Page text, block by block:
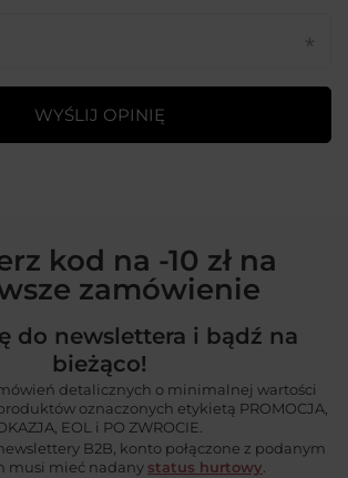
WYŚLIJ OPINIĘ
kod na -10 zł na
zamówienie
do newslettera i bądź na
bieżąco!
detalicznych o minimalnej wartości
oznaczonych etykietą PROMOCJA,
EOL i PO ZWROCIE.
B2B, konto połączone z podanym
musi mieć nadany status hurtowy